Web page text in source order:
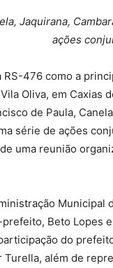
Jaquirana,
ações
RS-476 como a
Oliva, em Caxias
de Paula,
série de ações
uma reunião
Municipal
Beto Lopes
do
Turella, além de